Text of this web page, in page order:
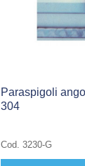
Paraspigoli
304
Cod. 3230-G